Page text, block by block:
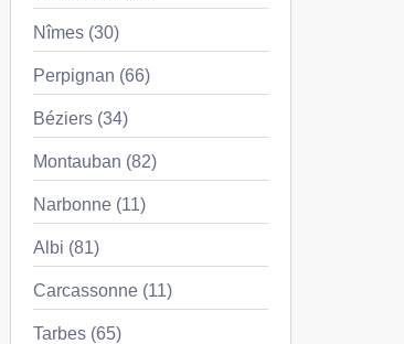
Nîmes (30)
Perpignan (66)
Béziers (34)
Montauban (82)
Narbonne (11)
Albi (81)
Carcassonne (11)
Tarbes (65)